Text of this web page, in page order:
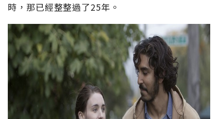
時，那已經整整過了25年。